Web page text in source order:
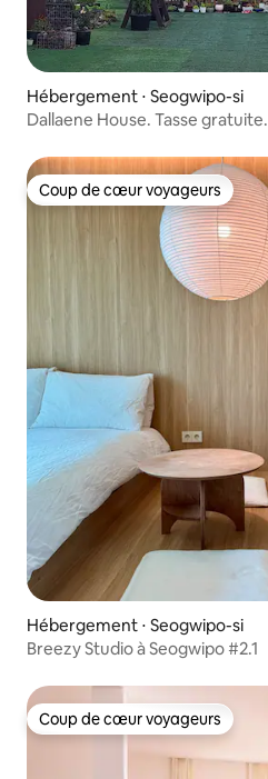
Hébergement ⋅ Seogwipo-si
Dallaene House. Tasse
sur le mont Halla
Coup de cœur voyageurs
Coup de cœur voyageurs
Hébergement ⋅ Seogwipo-si
Breezy Studio à Seogwipo #2.1
Coup de cœur voyageurs
Coup de cœur voyageurs